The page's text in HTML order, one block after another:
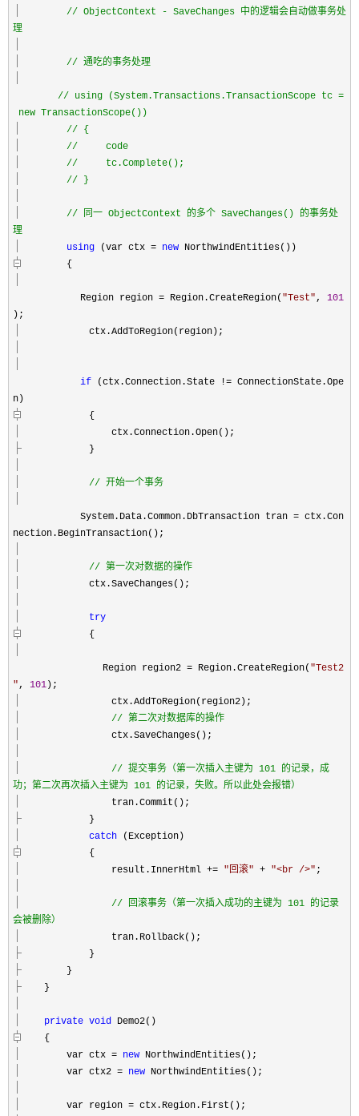
// ObjectContext - SaveChanges 中的逻辑会自动做事务处
理
// 通吃的事务处理
// using (System.Transactions.TransactionScope tc =
new TransactionScope())
// {
// code
// tc.Complete();
// }
// 同一 ObjectContext 的多个 SaveChanges() 的事务处
理
using (var ctx = new NorthwindEntities())
{
Region region = Region.CreateRegion( "Test", 101
);
ctx.AddToRegion(region);
if (ctx.Connection.State != ConnectionState.Ope
n)
{
ctx.Connection.Open();
}
// 开始一个事务
System.Data.Common.DbTransaction tran = ctx.Con
nection.BeginTransaction();
// 第一次对数据的操作
ctx.SaveChanges();
try
{
Region region2 = Region.CreateRegion( "Test2
", 101 );
ctx.AddToRegion(region2);
// 第二次对数据库的操作
ctx.SaveChanges();
// 提交事务（第一次插入主键为 101 的记录，成
功；第二次再次插入主键为 101 的记录，失败。所以此处会报错）
tran.Commit();
}
catch (Exception)
{
result.InnerHtml += "回滚" + "<br />" ;
// 回滚事务（第一次插入成功的主键为 101 的记录
会被删除）
tran.Rollback();
}
}
}
private void Demo2()
{
var ctx = new NorthwindEntities();
var ctx2 = new NorthwindEntities();
var region = ctx.Region.First();